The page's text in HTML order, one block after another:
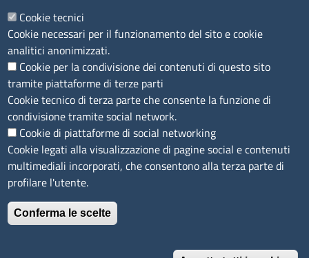
IBAN e pagamenti informatici
Informative privacy e cookie
Verifiche PA
Attuazione misure PNRR
Modulistica
SEGUICI SU
Cookie tecnici
Cookie necessari per il funzionamento del sito e cookie
analitici anonimizzati.
Cookie per la condivisione dei contenuti di questo sito
tramite piattaforme di terze parti
Cookie tecnico di terza parte che consente la funzione di
condivisione tramite social network.
Cookie di piattaforme di social networking
Cookie legati alla visualizzazione di pagine social e contenuti
multimediali incorporati, che consentono alla terza parte di
profilare l'utente.
Conferma le scelte